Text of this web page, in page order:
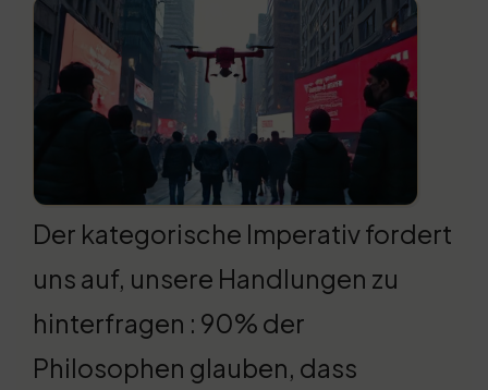
Der kategorische Imperativ fordert
uns auf, unsere Handlungen zu
hinterfragen : 90% der
Philosophen glauben, dass